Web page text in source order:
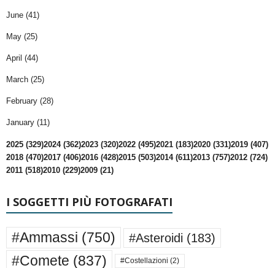
June (41)
May (25)
April (44)
March (25)
February (28)
January (11)
2025 (329)2024 (362)2023 (320)2022 (495)2021 (183)2020 (331)2019 (407)
2018 (470)2017 (406)2016 (428)2015 (503)2014 (611)2013 (757)2012 (724)
2011 (518)2010 (229)2009 (21)
I SOGGETTI PIÙ FOTOGRAFATI
#Ammassi (750) #Asteroidi (183)
#Comete (837) #Costellazioni (2)